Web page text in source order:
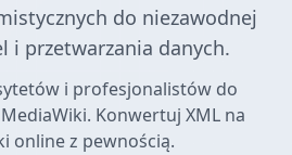
do niezawodnej
i przetwarzania danych.
i profesjonalistów do
Konwertuj XML na
online z pewnością.